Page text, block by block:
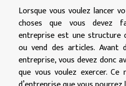
Lorsque vous voulez lancer
choses que vous devez
entreprise est une structure
ou vend des articles.
entreprise, vous devez donc
que vous voulez exercer. Ce